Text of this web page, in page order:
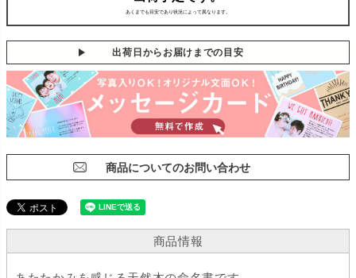
出荷日からお届けまでの目安
商品についてのお問い合わせ
商品情報